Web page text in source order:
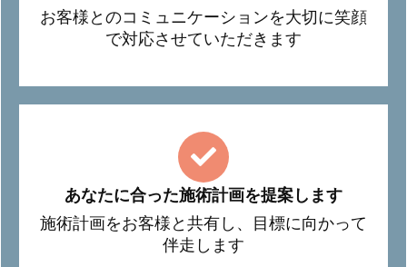
お客様とのコミュニケーションを大切に笑顔
で対応させていただきます
あなたに合った施術計画を提案します
施術計画をお客様と共有し、目標に向かって
伴走します